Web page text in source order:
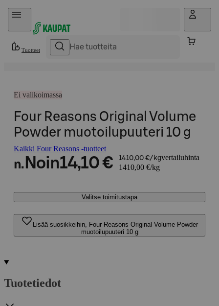
Hyppää sisältöön
Tuotteet
Ei valikoimassa
Four Reasons Original Volume
Powder muotoilupuuteri 10 g
Kaikki Four Reasons -tuotteet
n. Noin14,10 € 1410,00 €/kgvertailuhinta
1410,00 €/kg
Valitse toimitustapa
Lisää suosikkeihin, Four Reasons Original Volume Powder
muotoilupuuteri 10 g
Tuotetiedot